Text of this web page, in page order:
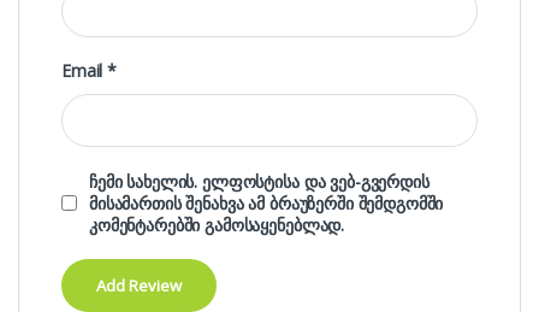
Email*
ჩემი სახელის. ელფოსტისა და ვებ-გვერდის
მისამართის შენახვა ამ ბრაუზერში შემდგომში
კომენტარებში გამოსაყენებლად.